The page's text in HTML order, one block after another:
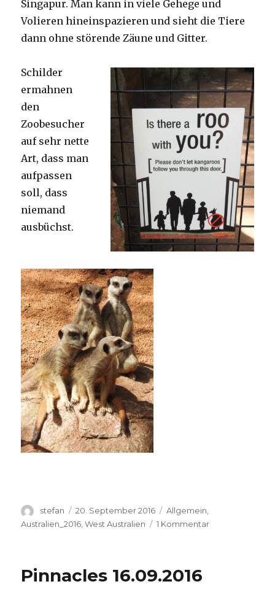
Singapur. Man kann in viele Gehege und
Volieren hineinspazieren und sieht die Tiere
dann ohne störende Zäune und Gitter.
Schilder
ermahnen
den
Zoobesucher
auf sehr nette
Art, dass man
aufpassen
soll, dass
niemand
ausbüchst.
Autor
stefan
Veröffentlicht
am
20. September 2016 Kategorien
Allgemein,
Australien_2016 ,West Australien 1 Kommentarzu
Pinnacles 16.09.2016